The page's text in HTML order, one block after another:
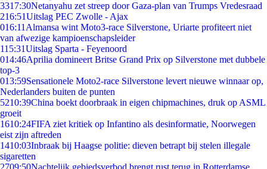
3317:30Netanyahu zet streep door Gaza-plan van Trumps Vredesraad
216:51Uitslag PEC Zwolle - Ajax
016:11 Almansa wint Moto3-race Silverstone, Uriarte profiteert niet
van afwezige kampioenschapsleider
115:31Uitslag Sparta - Feyenoord
014:46Aprilia domineert Britse Grand Prix op Silverstone met dubbele
top-3
013:59Sensationele Moto2-race Silverstone levert nieuwe winnaar op,
Nederlanders buiten de punten
5210:39China boekt doorbraak in eigen chipmachines, druk op ASML
groeit
1610:24FIFA ziet kritiek op Infantino als desinformatie, Noorwegen
eist zijn aftreden
1410:03Inbraak bij Haagse politie: dieven betrapt bij stelen illegale
sigaretten
2709:50Nachtelijk gebiedsverbod brengt rust terug in Rotterdamse